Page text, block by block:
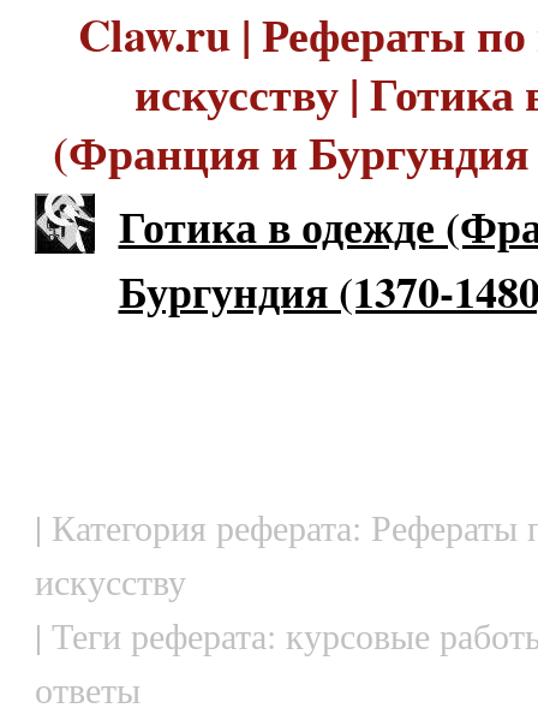
Claw.ru | Рефераты по
искусству | Готика
(Франция и Бургундия
Готика в одежде
Бургундия (1370-
| Категория реферата: Рефераты
искусству
| Теги реферата: курсовые
ответы